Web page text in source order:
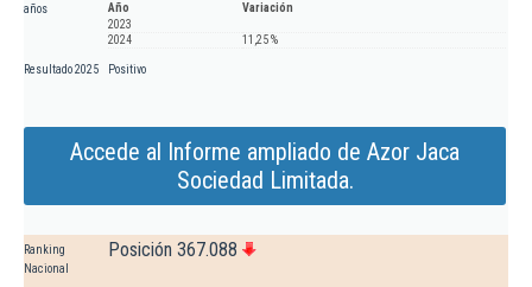
años
Año
Variación
2023
2024
11,25 %
Resultado 2025 Positivo
Accede al Informe ampliado de Azor Jaca
Sociedad Limitada.
Ranking
Nacional
Posición 367.088